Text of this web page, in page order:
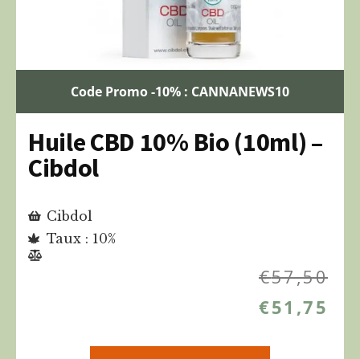
Code Promo -10% : CANNANEWS10
Huile CBD 10% Bio (10ml) –
Cibdol
Cibdol
Taux : 10%
€57,50
€51,75